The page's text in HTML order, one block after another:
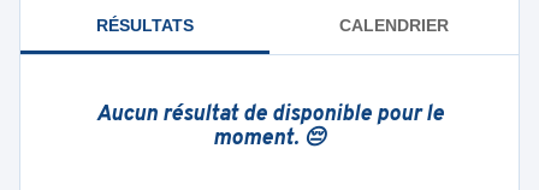
RÉSULTATS CALENDRIER
Aucun résultat de disponible pour le
moment. 😔